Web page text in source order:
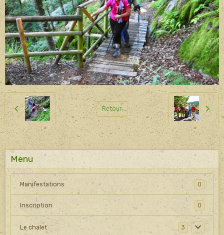
Retour
Menu
Manifestations 0
Inscription 0
Le chalet 3